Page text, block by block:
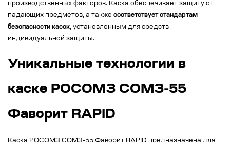
производственных факторов. Каска обеспечивает защиту от
падающих предметов, а также соответствует стандартам
безопасности касок, установленным для средств
индивидуальной защиты.
Уникальные технологии в
каске РОСОМЗ СОМЗ-55
Фаворит RAPID